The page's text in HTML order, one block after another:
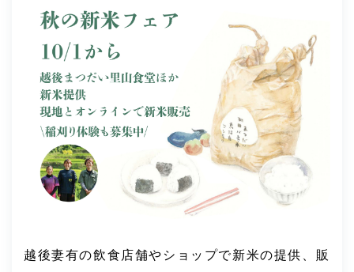
越後妻有の飲食店舗やショップで新米の提供、販